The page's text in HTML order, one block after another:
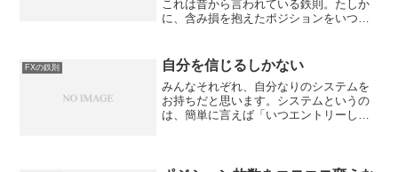
これは昔から言われている鉄則。たしか
に、含み損を抱えたポジションをいつま
て決済するのもダメ。それは真理だと思
うし、よく分かっている。し...
FXの鉄則 自分を信じるしかない
みんなそれぞれ、自分なりのシステムを
お持ちだと思います。システムというの
は、簡単に言えば「いつエントリーし